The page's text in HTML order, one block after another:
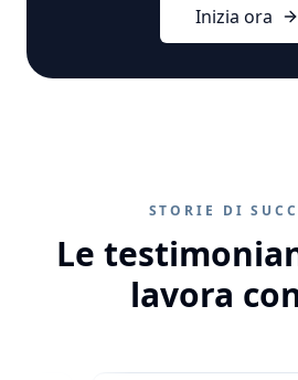
Inizia ora
STORIE DI
Le
lavora